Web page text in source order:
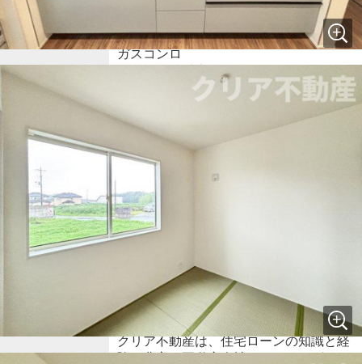
設備条件
耐震構造
ガスコンロ
システムキッチン
対面式キッチン
コンロ３口
カウンターキッチン
バス・トイレ別
浴室乾燥機
温水洗浄便座
洗髪洗面化粧台
トイレ２ヶ所
ウォークインクロゼット
■住宅ローンについて
クリア不動産は、住宅ローンの知識と経